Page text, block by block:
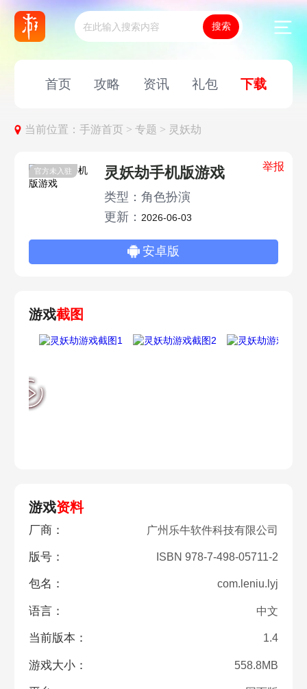
首页 攻略 资讯 礼包 下载
当前位置：手游首页 >专题 > 灵妖劫
官方未入驻 举报
灵妖劫手机版游戏
类型：角色扮演
更新： 2026-06-03
安卓版
游戏截图
游戏资料
厂商： 广州乐牛软件科技有限公司
版号： ISBN 978-7-498-05711-2
包名： com.leniu.lyj
语言： 中文
当前版本： 1.4
游戏大小： 558.8MB